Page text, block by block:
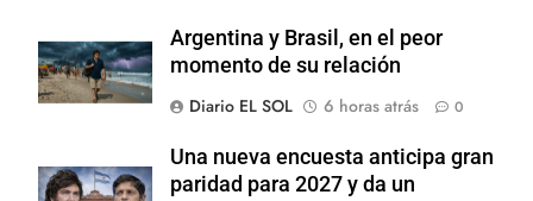
Argentina y Brasil, en el peor
momento de su relación
Diario EL SOL
6 horas atrás 0
Una nueva encuesta anticipa gran
paridad para 2027 y da un